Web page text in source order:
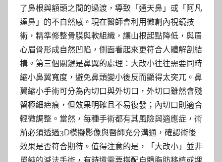
了鼻根與額頭之間的過渡，導致「通天鼻」或「阿凡
達鼻」的不自然感。現在醫師會利用微創內視鏡技
術，精準修整骨膜與軟組織，讓山根起點降低，與眉
心眉骨形成自然凹陷，側面看起來更符合人體解剖結
構。第三個關鍵是鼻翼的處理：大改小往往需要同時
縮小鼻翼寬度，避免鼻頭變小後反而顯得太突兀。鼻
翼縮小手術可分為內切口與外切口，外切口雖然會殘
留極細疤痕，但效果明確且不易復發；內切口則適合
輕微調整。當然，每種手術都有其風險與適應症，術
前必須透過3D模擬影像與醫師充分溝通，確認術後
效果是否符合期待。值得注意的是，「大改小」並非